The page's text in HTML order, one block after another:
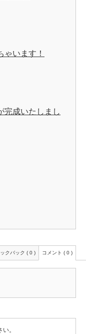
ゃいます！
完成いたしまし
ックバック ( 0 ) コメント ( 0 )
。